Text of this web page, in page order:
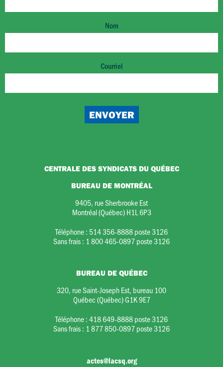
Nom
Courriel
CENTRALE DES SYNDICATS DU QUÉBEC
BUREAU DE MONTRÉAL
9405, rue Sherbrooke Est
Montréal (Québec) H1L 6P3
Téléphone : 514 356-8888 poste 3126
Sans frais : 1 800 465-0897 poste 3126
BUREAU DE QUÉBEC
320, rue Saint-Joseph Est, bureau 100
Québec (Québec) G1K 9E7
Téléphone :418 649-8888 poste 3126
Sans frais : 1 877 850-0897 poste 3126
actes@lacsq.org